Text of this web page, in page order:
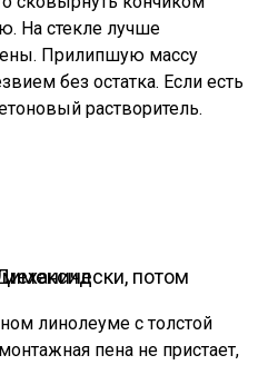
На стекле лучше
Прилипшую массу
без остатка. Если есть
растворитель.
используют Димексид
линолеуме с толстой
пена не пристает,